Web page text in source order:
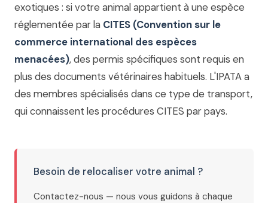
exotiques : si votre animal appartient à une espèce
réglementée par la CITES (Convention sur le
commerce international des espèces
menacées), des permis spécifiques sont requis en
plus des documents vétérinaires habituels. L'IPATA a
des membres spécialisés dans ce type de transport,
qui connaissent les procédures CITES par pays.
Besoin de relocaliser votre animal ?
Contactez-nous — nous vous guidons à chaque